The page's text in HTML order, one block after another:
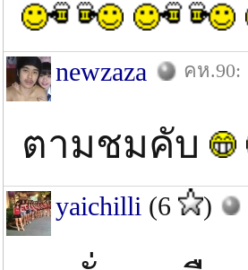
newzaza คห.90:
ตามชมคับ
yaichilli (6 )